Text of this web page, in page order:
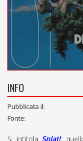
INFO
Pubblicata il:
Fonte:
Si intitolaSplat!,